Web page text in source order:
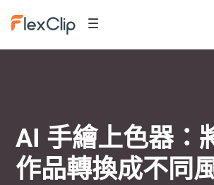
AI 手繪上色器：
作品轉換成不同